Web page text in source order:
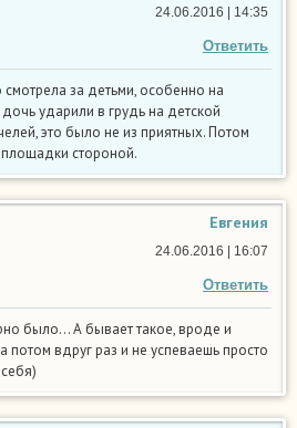
Ответить
24.06.2016 | 14:35
за детьми, особенно на
ударили в грудь на детской
это было не из приятных. Потом
стороной.
Евгения
Ответить
24.06.2016 | 16:07
было… А бывает такое, вроде и
потом вдруг раз и не успеваешь просто